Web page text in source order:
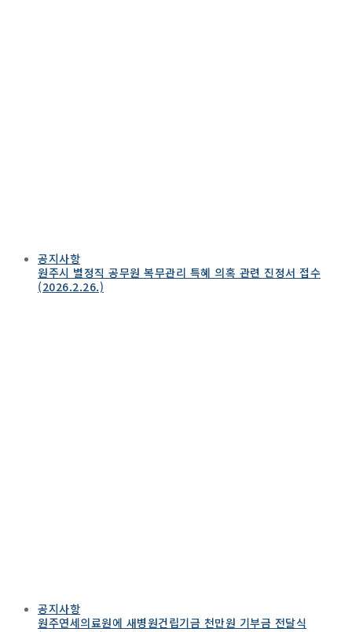
공지사항
원주시 별정직 공무원 복무관리 특혜 의혹 관련 진정서 접수
(2026.2.26.)
공지사항
원주연세의료원에 새병원건립기금 천만원 기부금 전달식